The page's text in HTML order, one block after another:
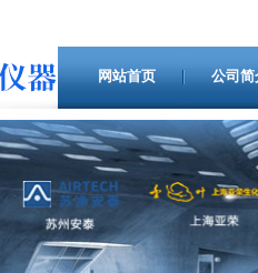
网站首页 公司简